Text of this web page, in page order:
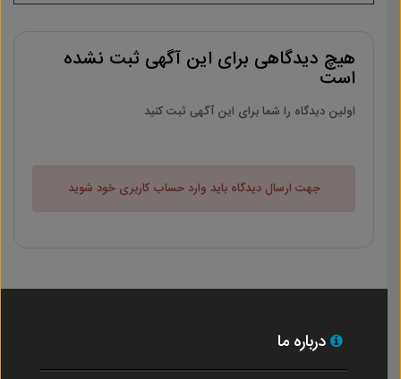
هیچ دیدگاهی برای این آگهی ثبت نشده
است
اولین دیدگاه را شما برای این آگهی ثبت کنید
جهت ارسال دیدگاه باید وارد حساب کاربری خود شوید
درباره ما